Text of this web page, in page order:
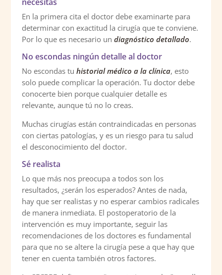
En la primera cita el doctor debe examinarte para
determinar con exactitud la cirugía que te conviene.
Por lo que es necesario un diagnóstico detallado.
No escondas ningún detalle al doctor
No escondas tu historial médico a la clínica, esto
solo puede complicar la operación. Tu doctor debe
conocerte bien porque cualquier detalle es
relevante, aunque tú no lo creas.
Muchas cirugías están contraindicadas en personas
con ciertas patologías, y es un riesgo para tu salud
el desconocimiento del doctor.
Sé realista
Lo que más nos preocupa a todos son los
resultados, ¿serán los esperados? Antes de nada,
hay que ser realistas y no esperar cambios radicales
de manera inmediata. El postoperatorio de la
intervención es muy importante, seguir las
recomendaciones de los doctores es fundamental
para que no se altere la cirugía pese a que hay que
tener en cuenta también otros factores.